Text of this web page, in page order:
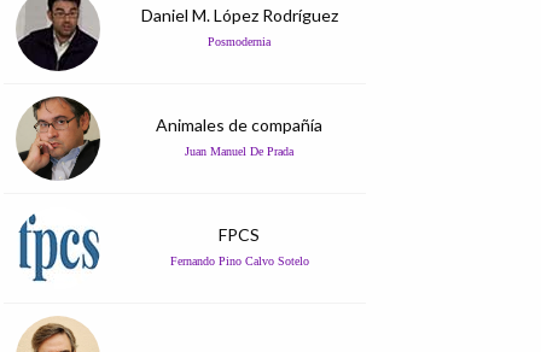
Daniel M. López Rodríguez
Posmodernia
Animales de compañía
Juan Manuel De Prada
FPCS
Fernando Pino Calvo Sotelo